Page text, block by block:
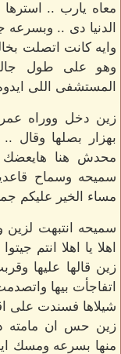
معاه يارب ..
الدنيا دى ..
وايه كانت اتصلت
وهو على طول
المستشفى اللى
زين دخل ووراه
بهزار بصلها وقال
محدش هنا هايعضك
سميحه وسماح
مساء الخير عليكم
سميحه انتبهت لزين
اهلا يا اهلا انتم
زين قالها عليها
اتفاجأت بيها
شيلاها فسندت على
زين حس ان مامته
منها بسرعه ومسك